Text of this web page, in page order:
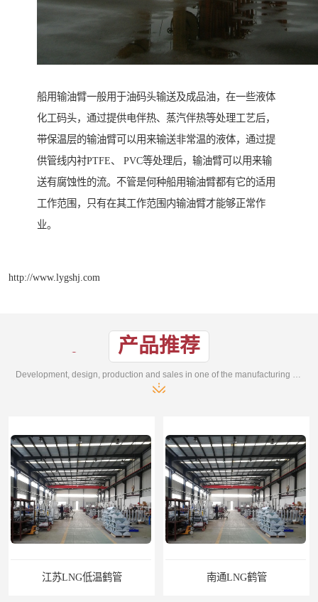
船用输油臂一般用于油码头输送及成品油，在一些液体
化工码头，通过提供电伴热、蒸汽伴热等处理工艺后，
带保温层的输油臂可以用来输送非常温的液体，通过提
供管线内衬PTFE、 PVC等处理后，输油臂可以用来输
送有腐蚀性的流。不管是何种船用输油臂都有它的适用
工作范围，只有在其工作范围内输油臂才能够正常作
业。
http://www.lygshj.com
产品推荐
Development, design, production and sales in one of the manufacturing enterprises
江苏LNG低温鹤管 南通LNG鹤管